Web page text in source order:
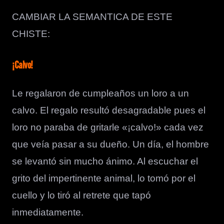
CAMBIAR LA SEMANTICA DE ESTE
CHISTE:
¡Calvo!
Le regalaron de cumpleaños un loro a un
calvo. El regalo resultó desagradable pues el
loro no paraba de gritarle «¡calvo!» cada vez
que veía pasar a su dueño. Un día, el hombre
se levantó sin mucho ánimo. Al escuchar el
grito del impertinente animal, lo tomó por el
cuello y lo tiró al retrete que tapó
inmediatamente.